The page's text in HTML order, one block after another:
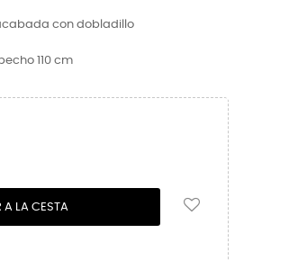
con dobladillo
110 cm
A LA CESTA